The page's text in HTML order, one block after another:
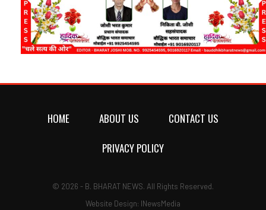
HOME ABOUT US
CONTACT US
PRIVACY POLICY
© 2026 - B. BHARAT NEWS. All Rights Reserved.
Website Design: INewsMedia